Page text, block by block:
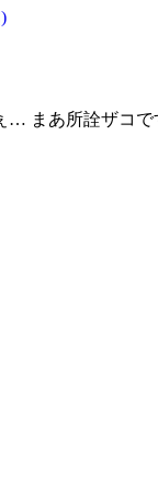
… まあ所詮ザコで